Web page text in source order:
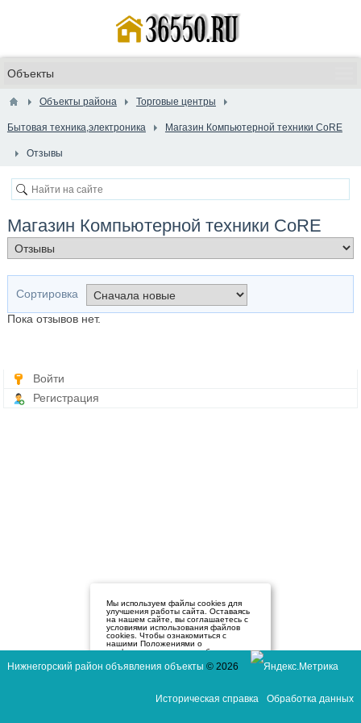
Объекты района Торговые центры
Бытовая техника,электроника Магазин Компьютерной техники СoRE
Отзывы
Магазин Компьютерной техники СoRE
Сортировка
Пока отзывов нет.
Войти
Регистрация
Мы используем файлы cookies для
улучшения работы сайта. Оставаясь
на нашем сайте, вы соглашаетесь с
условиями использования файлов
cookies. Чтобы ознакомиться с
нашими Положениями о
конфиденциальности и об
нажмите здесь.
Нижнегорский район объявления объекты © 2026
Историческая справка Обработка данных